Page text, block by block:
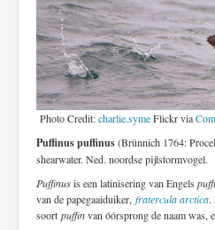
Genus
Familie
Historie
Photo Credit:charlie.symeFlickr via
Puffinus puffinus(Brünnich 1764:
shearwater. Ned. noordse pijlstormvogel.
Puffinusis een latinisering van Engels
van de papegaaiduiker, fratercula arctica.
soort puffinvan óórsprong de naam was,